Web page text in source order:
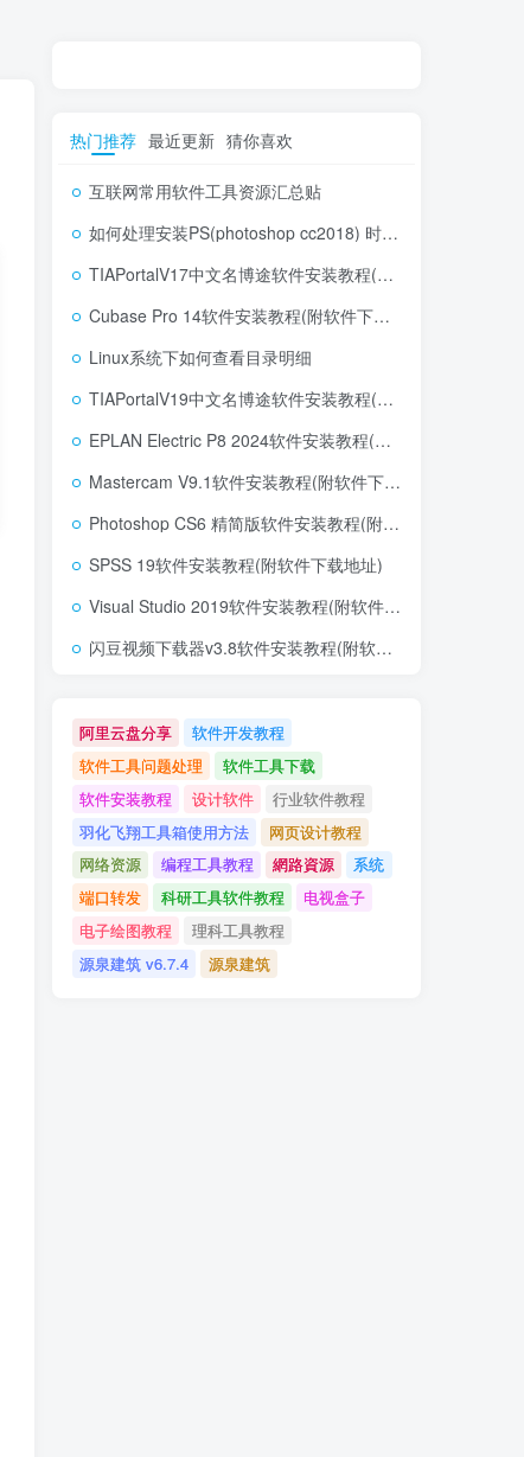
热门推荐 最近更新 猜你喜欢
互联网常用软件工具资源汇总贴
如何处理安装PS(photoshop cc2018) 时，提示系统或者IE浏览器需要升级
TIAPortalV17中文名博途软件安装教程(附软件下载地址)
Cubase Pro 14软件安装教程(附软件下载地址)
Linux系统下如何查看目录明细
TIAPortalV19中文名博途软件安装教程(附软件下载地址)
EPLAN Electric P8 2024软件安装教程(附软件下载地址)
Mastercam V9.1软件安装教程(附软件下载地址)
Photoshop CS6 精简版软件安装教程(附软件下载地址)
SPSS 19软件安装教程(附软件下载地址)
Visual Studio 2019软件安装教程(附软件下载地址)
闪豆视频下载器v3.8软件安装教程(附软件下载地址)
阿里云盘分享
软件开发教程
软件工具问题处理
软件工具下载
软件安装教程
设计软件
行业软件教程
羽化飞翔工具箱使用方法
网页设计教程
网络资源
编程工具教程 網路資源
系统
端口转发
科研工具软件教程
电视盒子
电子绘图教程
理科工具教程
源泉建筑 v6.7.4
源泉建筑